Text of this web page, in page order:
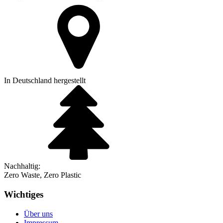
In Deutschland hergestellt
Nachhaltig:
Zero Waste, Zero Plastic
Wichtiges
Über uns